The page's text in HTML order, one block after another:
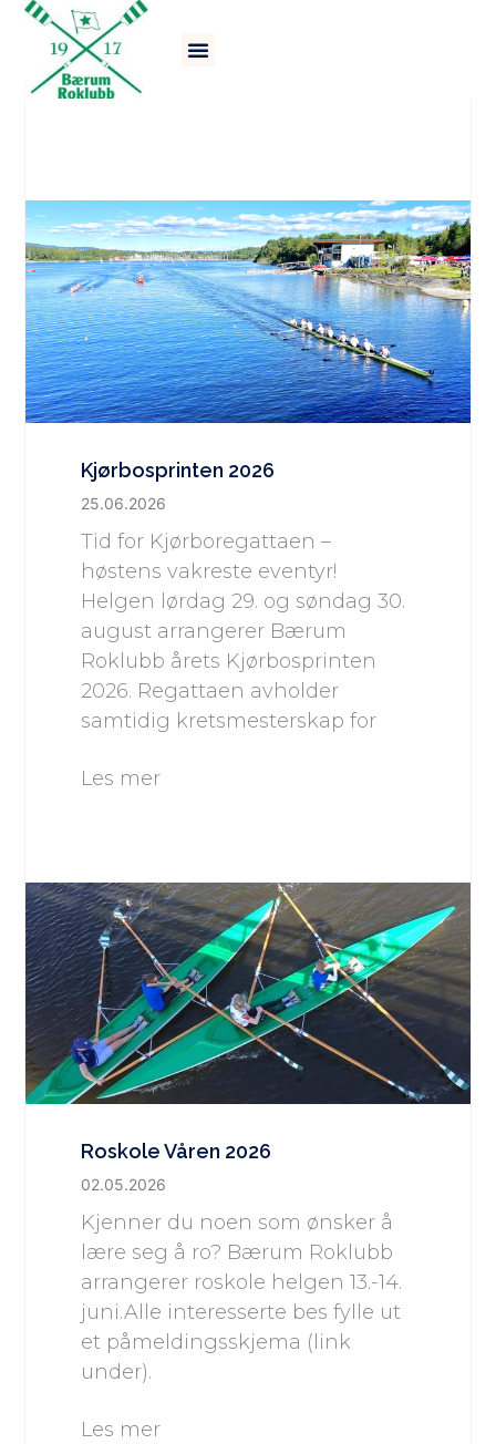
SISTE NYTT FRA BÆRUM
Kjørbosprinten 2026
25.06.2026
Tid for Kjørboregattaen –
høstens vakreste eventyr!
Helgen lørdag 29. og søndag 30.
august arrangerer Bærum
Roklubb årets Kjørbosprinten
2026. Regattaen avholder
samtidig kretsmesterskap for
Les mer
Roskole Våren 2026
02.05.2026
Kjenner du noen som ønsker å
lære seg å ro? Bærum Roklubb
arrangerer roskole helgen 13.-14.
juni.Alle interesserte bes fylle ut
et påmeldingsskjema (link
under).
Les mer